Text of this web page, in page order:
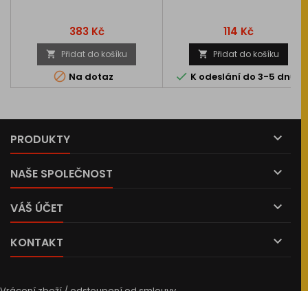
Cena
383 Kč
 Přidat do košíku
 Na dotaz
Cena
114 Kč
 Přidat do košíku
 K odeslání do 3-5 dnů
PRODUKTY 
NAŠE SPOLEČNOST 
VÁŠ ÚČET 
KONTAKT 